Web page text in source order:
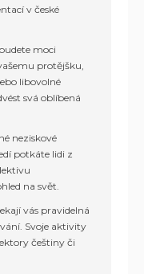
v české
moci
protějšku,
libovolné
svá oblíbená
neziskové
potkáte lidi z
na svět.
vás pravidelná
Svoje aktivity
češtiny či